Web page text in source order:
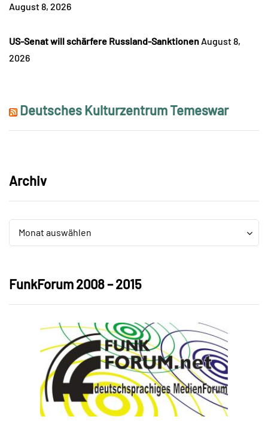
August 8, 2026
US-Senat will schärfere Russland-Sanktionen August 8,
2026
Deutsches Kulturzentrum Temeswar
Archiv
Archiv
Monat auswählen
Archiv
FunkForum 2008 – 2015